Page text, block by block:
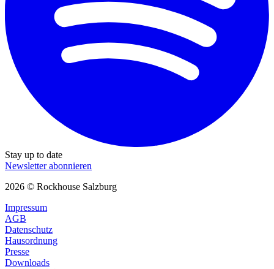
Stay up to date
Newsletter abonnieren
2026 © Rockhouse Salzburg
Impressum
AGB
Datenschutz
Hausordnung
Presse
Downloads